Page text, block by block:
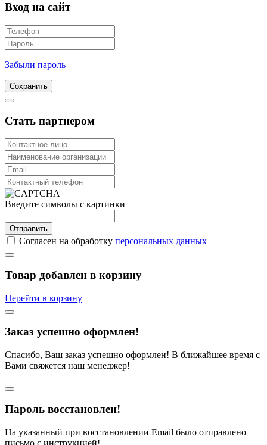
Вход на сайт
Забыли пароль
Сохранить
Стать партнером
Введите символы с картинки
Отправить
Согласен на обработку персональных данных
Товар добавлен в корзину
Перейти в корзину
Заказ успешно оформлен!
Спасибо, Ваш заказ успешно оформлен! В ближайшее время с
Вами свяжется наш менеджер!
Пароль восстановлен!
На указанный при восстановлении Email было отправлено
письмо с инструкцией!